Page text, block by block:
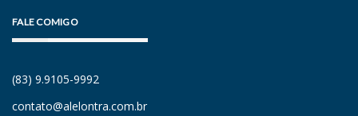
FALE COMIGO
(83) 9.9105-9992
contato@alelontra.com.br